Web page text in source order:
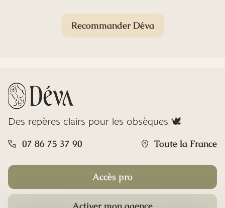
Recommander Déva
Des repères clairs pour les obsèques 🕊️
07 86 75 37 90 Toute la France
Accès pro